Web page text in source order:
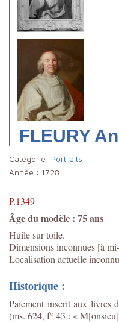
FLEURY
Catégorie: Portraits
Année : 1728
P.1349
Âge du modèle : 75 ans
Huile sur toile.
Dimensions inconnues [à
Localisation actuelle
Historique :
Paiement inscrit aux livres
(ms. 624, f° 43 : «